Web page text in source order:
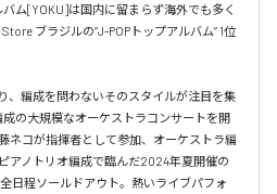
ム[YOKU]は国内に留まらず海外でも多く
ブラジルの”J-POPトップアルバム” 1位
、編成を問わないそのスタイルが注目を集
の大規模なオーケストラコンサートを開
ネコが指揮者として参加、オーケストラ編
アノトリオ編成で臨んだ2024年夏開催の
日程ソールドアウト。熱いライブパフォ